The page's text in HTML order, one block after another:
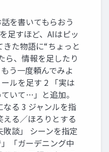
を書いてもらおう
⾜すほど、AIはピッ
た物語に“ちょっと
ら、情報を⾜したり
う⼀度頼んでみよ
ルを⾜す 2 「実は
いて…」と追加。
る 3 ジャンルを指
える／ほろりとする
敗談」 シーンを指定
」「ガーデニング中